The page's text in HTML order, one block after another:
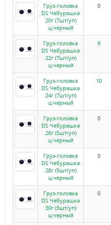
Груз-головка
DS Чебурашка
20г (7шт/уп)
ц:черный
0
Груз-головка
DS Чебурашка
22г (7шт/уп)
ц:черный
9
Груз-головка
DS Чебурашка
24г (7шт/уп)
ц:черный
10
Груз-головка
DS Чебурашка
26г (5шт/уп)
ц:черный
0
Груз-головка
DS Чебурашка
28г (5шт/уп)
ц:черный
0
Груз-головка
DS Чебурашка
30г (5шт/уп)
ц:черный
0